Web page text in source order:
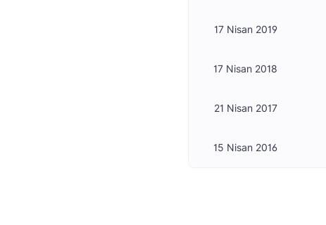
17 Nisan 2019
17 Nisan 2018
21 Nisan 2017
15 Nisan 2016